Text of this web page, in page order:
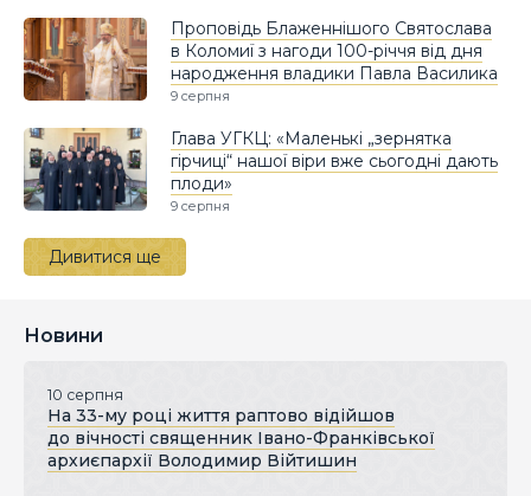
Проповідь Блаженнішого Святослава
в Коломиї з нагоди 100-річчя від дня
народження владики Павла Василика
9 серпня
Глава УГКЦ: «Маленькі „зернятка
гірчиці“ нашої віри вже сьогодні дають
плоди»
9 серпня
Дивитися ще
Новини
10 серпня
На 33-му році життя раптово відійшов
до вічності священник Івано-Франківської
архиєпархії Володимир Війтишин